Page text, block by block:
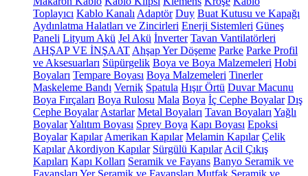
Toplayıcı Kablo Kanalı Adaptör Duy Buat Kutusu ve Kapağı
Aydınlatma Halatları ve Zincirleri Enerji Sistemleri Güneş
Paneli Lityum Akü Jel Akü İnverter Tavan Vantilatörleri
AHŞAP VE İNŞAAT Ahşap Yer Döşeme Parke Parke Profil
ve Aksesuarları Süpürgelik Boya ve Boya Malzemeleri Hobi
Boyaları Tempare Boyası Boya Malzemeleri Tinerler
Maskeleme Bandı Vernik Spatula Hışır Örtü Duvar Macunu
Boya Fırçaları Boya Rulosu Mala Boya İç Cephe Boyalar Dış
Cephe Boyalar Astarlar Metal Boyaları Tavan Boyaları Yağlı
BoyalarYalıtım Boyası Sprey Boya Kapı Boyası Epoksi
Boyalar Kapılar Amerikan Kapılar Melamin Kapılar Çelik
Kapılar Akordiyon Kapılar Sürgülü Kapılar Acil Çıkış
Kapıları Kapı Kolları Seramik ve Fayans Banyo Seramik ve
Fayansları Yer Seramik ve Fayansları Mutfak Seramik ve